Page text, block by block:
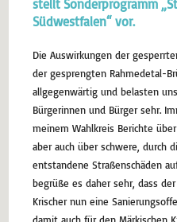
stellt Sonderprogramm
Südwestfalen“ vor.
Die Auswirkungen der
der gesprengten Rahmedetal-
allgegenwärtig und belasten
Bürgerinnen und Bürger sehr.
meinem Wahlkreis Berichte
aber auch über schwere, durch
entstandene Straßenschäden
begrüße es daher sehr, dass
Krischer nun eine